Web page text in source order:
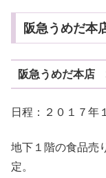
阪急うめだ本
阪急うめだ本店
日程：２０１７年
地下１階の食品売
定。